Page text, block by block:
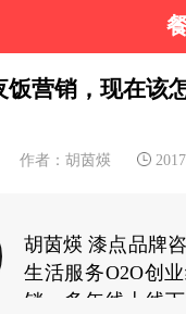
饭营销，现在该
作者：胡茵煐
胡茵煐 漆点品牌
生活服务O2O创
销，多年线上线